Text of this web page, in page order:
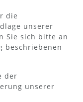
die
unserer
Sie sich bitte an
beschriebenen
der
unserer